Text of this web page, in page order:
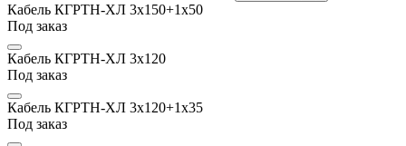
Кабель КГРТН-ХЛ 3х150+1х50
Под заказ
Кабель КГРТН-ХЛ 3х120
Под заказ
Кабель КГРТН-ХЛ 3х120+1х35
Под заказ